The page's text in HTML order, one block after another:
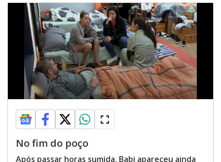
No fim do poço
Após passar horas sumida, Babi apareceu ainda